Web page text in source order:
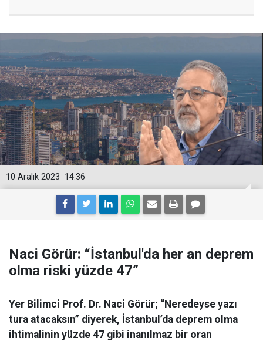
14:36
10 Aralık 2023
Naci Görür: “İstanbul'da her an deprem
olma riski yüzde 47”
Yer Bilimci Prof. Dr. Naci Görür; “Neredeyse yazı
tura atacaksın” diyerek, İstanbul’da deprem olma
ihtimalinin yüzde 47 gibi inanılmaz bir oran